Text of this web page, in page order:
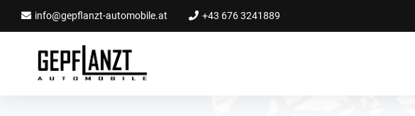
info@gepflanzt-automobile.at +43 676 3241889